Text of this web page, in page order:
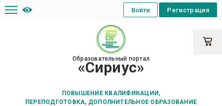
Образовательный портал
«Сириус»
ПОВЫШЕНИЕ КВАЛИФИКАЦИИ,
ПЕРЕПОДГОТОВКА, ДОПОЛНИТЕЛЬНОЕ ОБРАЗОВАНИЕ
Регистрация
Войти